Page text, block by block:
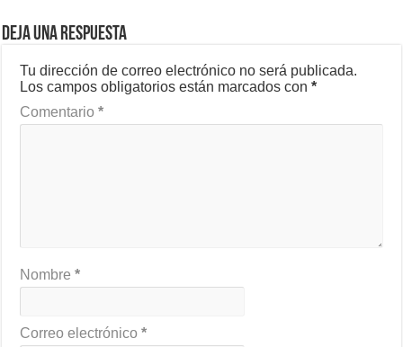
Deja una respuesta
Tu dirección de correo electrónico no será publicada.
Los campos obligatorios están marcados con*
Comentario*
Nombre*
Correo electrónico*